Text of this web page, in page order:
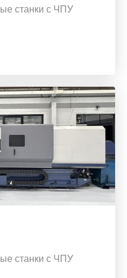
станки с ЧПУ
станки с ЧПУ